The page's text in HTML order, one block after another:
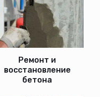
Ремонт и
восстановление
бетона